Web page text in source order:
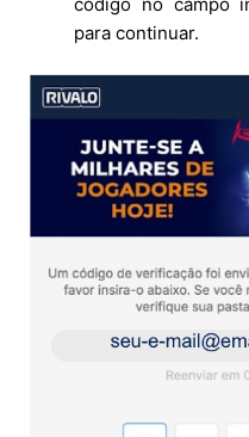
código no campo
para continuar.